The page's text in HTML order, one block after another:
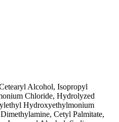
Alcohol, Isopropyl
Chloride, Hydrolyzed
Hydroxyethylmonium
Cetyl Palmitate,